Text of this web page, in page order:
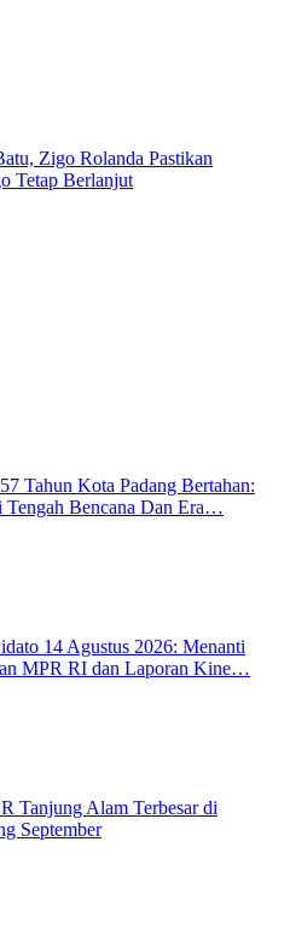
Zigo Rolanda Pastikan
Tetap Berlanjut
Tahun Kota Padang Bertahan:
Tengah Bencana Dan Era…
14 Agustus 2026: Menanti
MPR RI dan Laporan Kine…
Tanjung Alam Terbesar di
September